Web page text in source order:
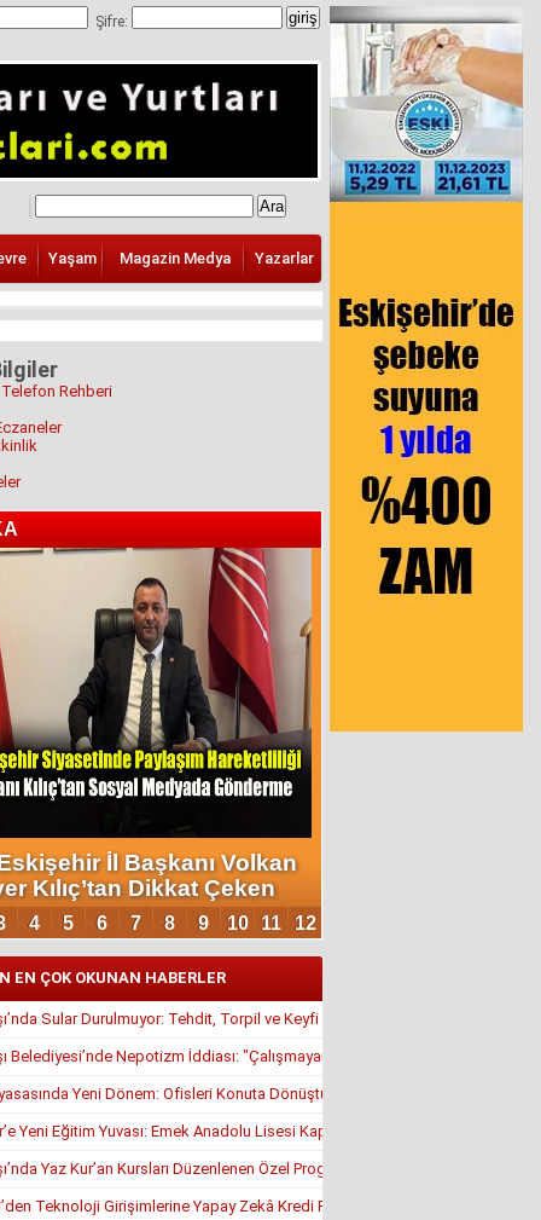
Şifre:
Yaşam Magazin Medya Yazarlar
Rehberi
EN ÇOK OKUNAN HABERLER
Sular Durulmuyor: Tehdit, Torpil ve Keyfi Atamalar Gündemde
Belediyesi’nde Nepotizm İddiası: "Çalışmayan Kaldı, Çavuş İstifa Ettirildi"
Yeni Dönem: Ofisleri Konuta Dönüştürmek İçin Son Tarih 1
Yeni Eğitim Yuvası: Emek Anadolu Lisesi Kapılarını Açmaya Hazırlanıyor
Yaz Kur’an Kursları Düzenlenen Özel Programla Açıldı
Teknoloji Girişimlerine Yapay Zekâ Kredi Programı